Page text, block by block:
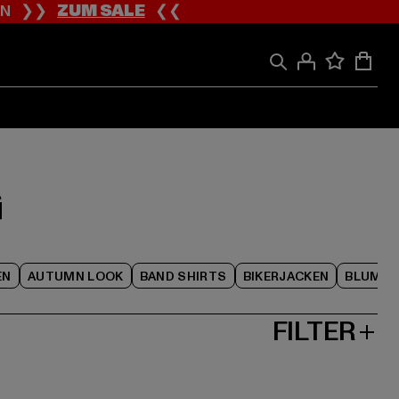
❯❯ZUM SALE❮❮
AUTUMN LOOK BAND SHIRTS BIKERJACKEN
FILTER